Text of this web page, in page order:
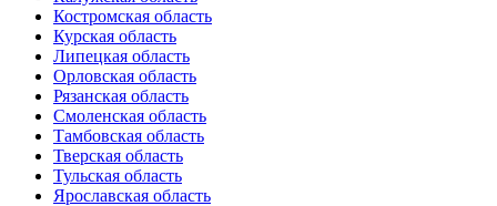
Костромская область
Курская область
Липецкая область
Орловская область
Рязанская область
Смоленская область
Тамбовская область
Тверская область
Тульская область
Ярославская область